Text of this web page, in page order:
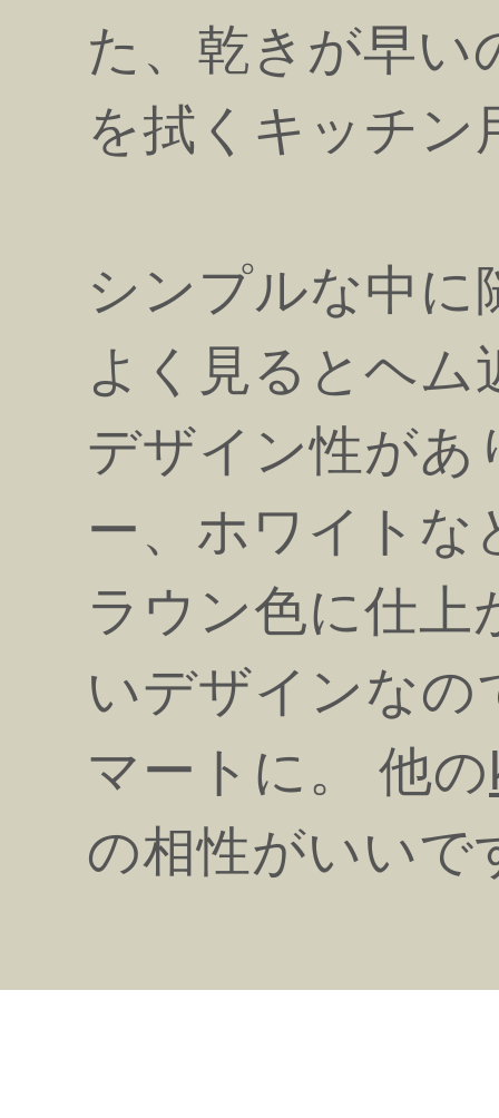
た、乾きが早い
を拭くキッチン
シンプルな中に
よく見るとヘ
デザイン性があ
ー、ホワイトな
ラウン色に仕上
いデザインな
マートに。 他の
の相性がいいで